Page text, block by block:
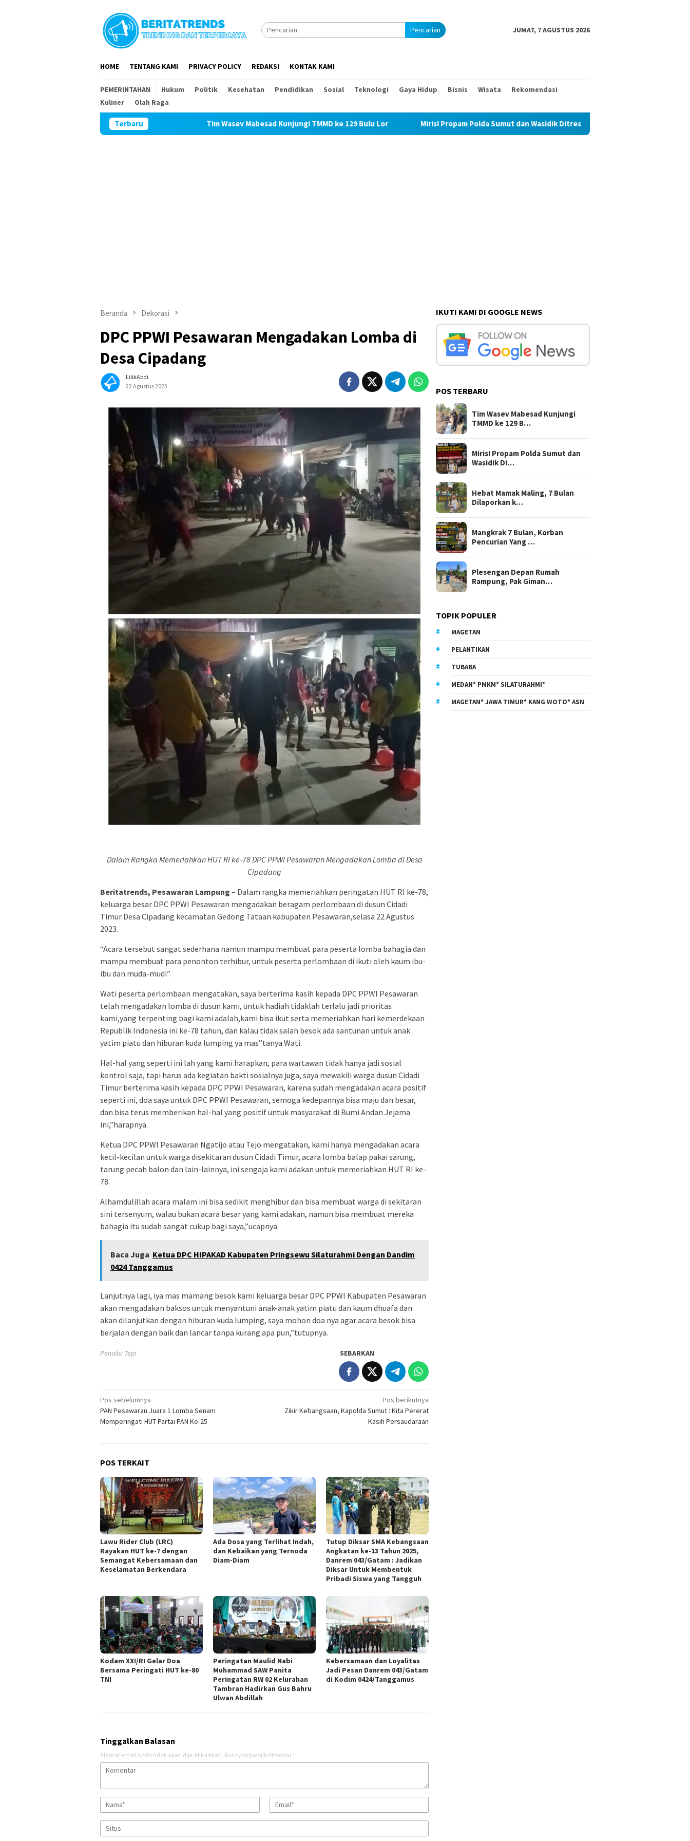
Pencarian JUMAT, 7 AGUSTUS 2026
HOME TENTANG KAMI PRIVACY POLICY REDAKSI KONTAK KAMI
PEMERINTAHAN Hukum Politik Kesehatan Pendidikan Sosial Teknologi Gaya Hidup Bisnis Wisata
Rekomendasi
Kuliner
Olah Raga
TerbaruTim Wasev Mabesad Kunjungi TMMD ke 129 Bulu Lor Miris! Propam Polda Sumut dan Wasidik Ditreskrimum Diduga Permainkan Masyarakat Kecil Yang
Beranda Dekorasi
DPC PPWI Pesawaran Mengadakan Lomba di
Desa Cipadang
LilikAbdi
22 Agustus 2023
Dalam Rangka Memeriahkan HUT RI ke-78 DPC PPWI Pesawaran Mengadakan Lomba di Desa
Cipadang
Beritatrends, Pesawaran Lampung – Dalam rangka memeriahkan peringatan HUT RI ke-78,
keluarga besar DPC PPWI Pesawaran mengadakan beragam perlombaan di dusun Cidadi
Timur Desa Cipadang kecamatan Gedong Tataan kabupaten Pesawaran,selasa 22 Agustus
2023.
“Acara tersebut sangat sederhana namun mampu membuat para peserta lomba bahagia dan
mampu membuat para penonton terhibur, untuk peserta perlombaan di ikuti oleh kaum ibu-
ibu dan muda-mudi”.
Wati peserta perlombaan mengatakan, saya berterima kasih kepada DPC PPWI Pesawaran
telah mengadakan lomba di dusun kami, untuk hadiah tidaklah terlalu jadi prioritas
kami,yang terpenting bagi kami adalah,kami bisa ikut serta memeriahkan hari kemerdekaan
Republik Indonesia ini ke-78 tahun, dan kalau tidak salah besok ada santunan untuk anak
yatim piatu dan hiburan kuda lumping ya mas”tanya Wati.
Hal-hal yang seperti ini lah yang kami harapkan, para wartawan tidak hanya jadi sosial
kontrol saja, tapi harus ada kegiatan bakti sosialnya juga, saya mewakili warga dusun Cidadi
Timur berterima kasih kepada DPC PPWI Pesawaran, karena sudah mengadakan acara positif
seperti ini, doa saya untuk DPC PPWI Pesawaran, semoga kedepannya bisa maju dan besar,
dan bisa terus memberikan hal-hal yang positif untuk masyarakat di Bumi Andan Jejama
ini,”harapnya.
Ketua DPC PPWI Pesawaran Ngatijo atau Tejo mengatakan, kami hanya mengadakan acara
kecil-kecilan untuk warga disekitaran dusun Cidadi Timur, acara lomba balap pakai sarung,
tarung pecah balon dan lain-lainnya, ini sengaja kami adakan untuk memeriahkan HUT RI ke-
78.
Alhamdulillah acara malam ini bisa sedikit menghibur dan bisa membuat warga di sekitaran
sini tersenyum, walau bukan acara besar yang kami adakan, namun bisa membuat mereka
bahagia itu sudah sangat cukup bagi saya,”ucapnya.
Baca Juga Ketua DPC HIPAKAD Kabupaten Pringsewu Silaturahmi Dengan Dandim
0424 Tanggamus
Lanjutnya lagi, iya mas mamang besok kami keluarga besar DPC PPWI Kabupaten Pesawaran
akan mengadakan baksos untuk menyantuni anak-anak yatim piatu dan kaum dhuafa dan
akan dilanjutkan dengan hiburan kuda lumping, saya mohon doa nya agar acara besok bisa
berjalan dengan baik dan lancar tanpa kurang apa pun,”tutupnya.
Penulis: Tejo SEBARKAN
Navigasi
pos
Pos sebelumnya
PAN Pesawaran Juara 1 Lomba Senam
Memperingati HUT Partai PAN Ke-25
Pos berikutnya
Zikir Kebangsaan, Kapolda Sumut : Kita Pererat
Kasih Persaudaraan
POS TERKAIT
Lawu Rider Club (LRC)
Rayakan HUT ke-7 dengan
Semangat Kebersamaan dan
Keselamatan Berkendara
Ada Dosa yang Terlihat Indah,
dan Kebaikan yang Ternoda
Diam-Diam
Tutup Diksar SMA Kebangsaan
Angkatan ke-13 Tahun 2025,
Danrem 043/Gatam : Jadikan
Diksar Untuk Membentuk
Pribadi Siswa yang Tangguh
Kodam XXI/RI Gelar Doa
Bersama Peringati HUT ke-80
TNI
Peringatan Maulid Nabi
Muhammad SAW Panita
Peringatan RW 02 Kelurahan
Tambran Hadirkan Gus Bahru
Ulwan Abdillah
Kebersamaan dan Loyalitas
Jadi Pesan Danrem 043/Gatam
di Kodim 0424/Tanggamus
Tinggalkan Balasan
Alamat email Anda tidak akan dipublikasikan. Ruas yang wajib ditandai *
IKUTI KAMI DI GOOGLE NEWS
POS TERBARU
Tim Wasev Mabesad Kunjungi
TMMD ke 129 B…
Miris! Propam Polda Sumut dan
Wasidik Di…
Hebat Mamak Maling, 7 Bulan
Dilaporkan k…
Mangkrak 7 Bulan, Korban
Pencurian Yang …
Plesengan Depan Rumah
Rampung, Pak Giman…
TOPIK POPULER
MAGETAN
PELANTIKAN
TUBABA
MEDAN* PMKM* SILATURAHMI*
MAGETAN* JAWA TIMUR* KANG WOTO* ASN